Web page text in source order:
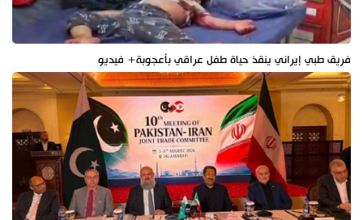
فريق طبي إيراني ينقذ حياة طفل عراقي بأعجوبة+ فيديو